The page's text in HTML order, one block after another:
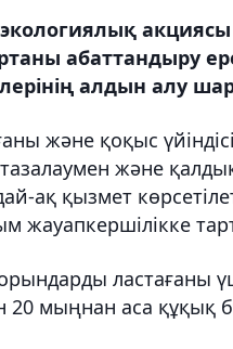
экологиялық
абаттандыру
алдын алу
және қоқыс
және
ақ қызмет
жауапкершілікке
ластағаны
20 мыңнан аса